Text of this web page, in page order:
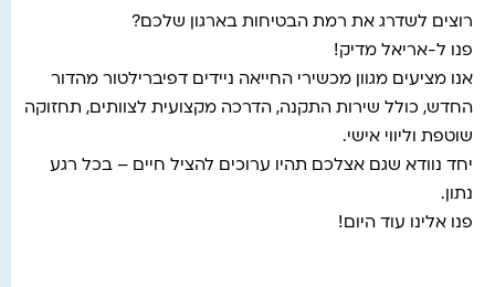
רוצים לשדרג את רמת הבטיחות בארגון שלכם?
פנו ל-אריאל מדיק!
אנו מציעים מגוון מכשירי החייאה ניידים דפיברילטור מהדור
החדש, כולל שירות התקנה, הדרכה מקצועית לצוותים, תחזוקה
שוטפת וליווי אישי.
יחד נוודא שגם אצלכם תהיו ערוכים להציל חיים – בכל רגע
נתון.
פנו אלינו עוד היום!